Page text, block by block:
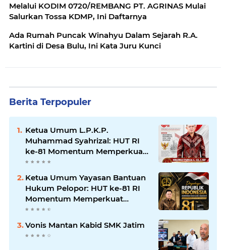
Melalui KODIM 0720/REMBANG PT. AGRINAS Mulai
Salurkan Tossa KDMP, Ini Daftarnya
Ada Rumah Puncak Winahyu Dalam Sejarah R.A.
Kartini di Desa Bulu, Ini Kata Juru Kunci
Berita Terpopuler
Ketua Umum L.P.K.P.
Muhammad Syahrizal: HUT RI
ke-81 Momentum Memperkuat
Persatuan dan Keadilan bagi
Ketua Umum Yayasan Bantuan
Hukum Pelopor: HUT ke-81 RI
Momentum Memperkuat
Keadilan, Persatuan, dan
Vonis Mantan Kabid SMK Jatim